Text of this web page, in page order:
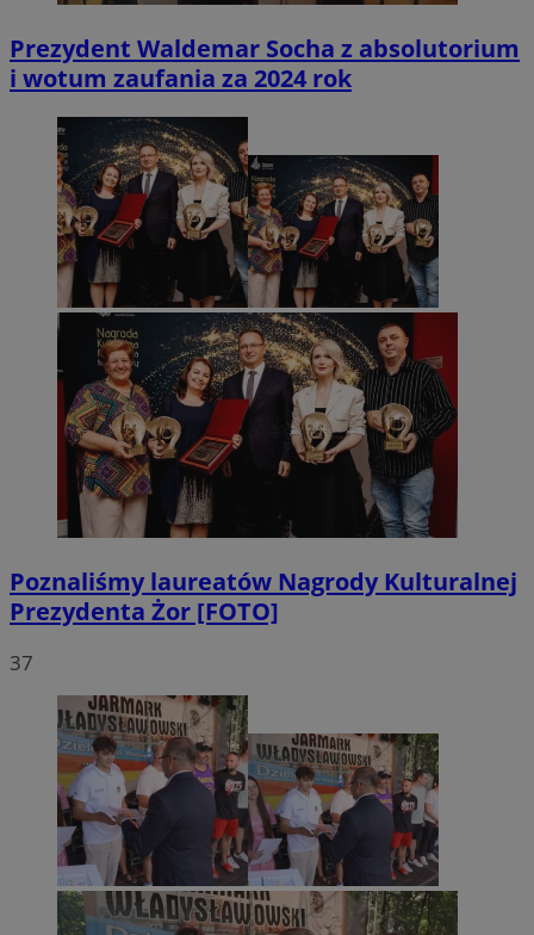
Prezydent Waldemar Socha z absolutorium
i wotum zaufania za 2024 rok
Poznaliśmy laureatów Nagrody Kulturalnej
Prezydenta Żor [FOTO]
37